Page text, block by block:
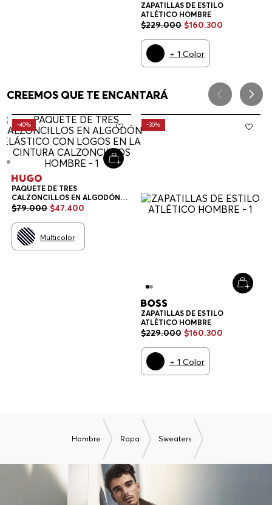
ZAPATILLAS DE ESTILO
ATLÉTICO HOMBRE
$229.000 $160.300
+ 1 Color
CREEMOS QUE TE ENCANTARÁ
-40%
PAQUETE DE TRES
CALZONCILLOS EN ALGODÓN
ELÁSTICO CON LOGOS EN LA
HOMBRE
$79.000 $47.400
Multicolor
-30%
ZAPATILLAS DE ESTILO
ATLÉTICO HOMBRE
$229.000 $160.300
+ 1 Color
Hombre Ropa Sweaters